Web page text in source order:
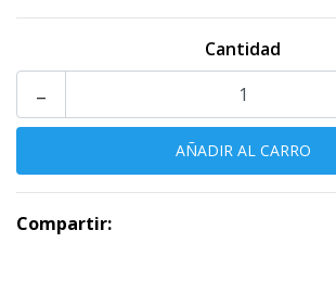
Cantidad
-
Compartir: